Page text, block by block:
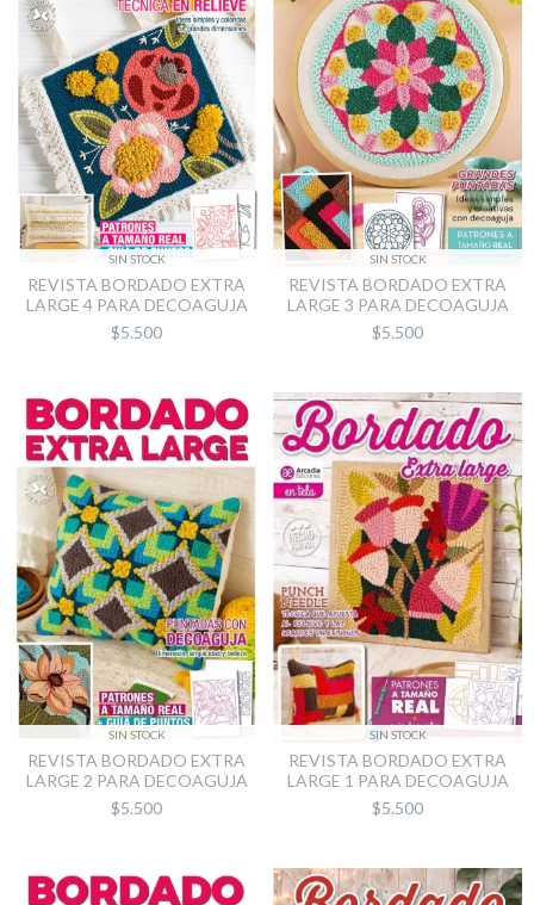
SIN STOCK
REVISTA BORDADO EXTRA
LARGE 4 PARA DECOAGUJA
$5.500
SIN STOCK
REVISTA BORDADO EXTRA
LARGE 3 PARA DECOAGUJA
$5.500
SIN STOCK
REVISTA BORDADO EXTRA
LARGE 2 PARA DECOAGUJA
$5.500
SIN STOCK
REVISTA BORDADO EXTRA
LARGE 1 PARA DECOAGUJA
$5.500